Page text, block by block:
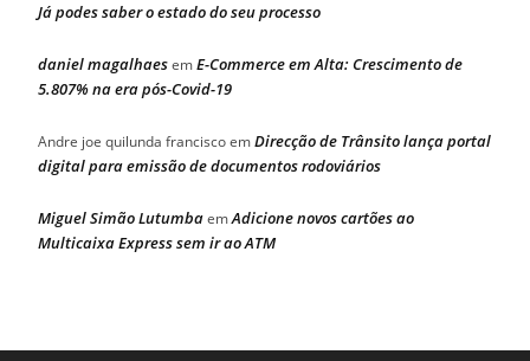
Já podes saber o estado do seu processo
daniel magalhaesemE-Commerce em Alta: Crescimento de
5.807% na era pós-Covid-19
Andre joe quilunda franciscoemDirecção de Trânsito lança portal
digital para emissão de documentos rodoviários
Miguel Simão LutumbaemAdicione novos cartões ao
Multicaixa Express sem ir ao ATM